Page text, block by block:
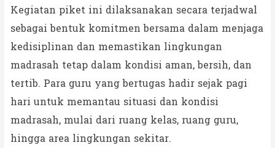
Kegiatan piket ini dilaksanakan secara terjadwal
sebagai bentuk komitmen bersama dalam menjaga
kedisiplinan dan memastikan lingkungan
madrasah tetap dalam kondisi aman, bersih, dan
tertib. Para guru yang bertugas hadir sejak pagi
hari untuk memantau situasi dan kondisi
madrasah, mulai dari ruang kelas, ruang guru,
hingga area lingkungan sekitar.